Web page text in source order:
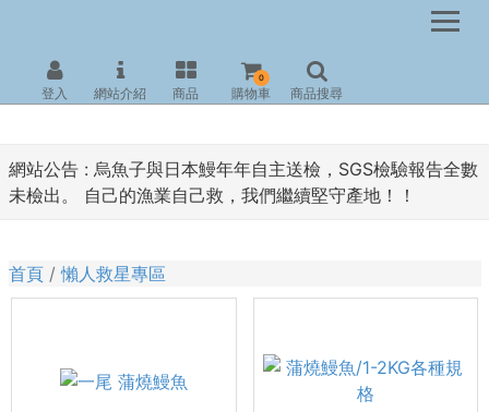
網站公告 : 烏魚子與日本鰻年年自主送檢，SGS檢驗報告全數
未檢出。 自己的漁業自己救，我們繼續堅守產地！！
登入 網站介紹 商品 購物車
0
商品搜尋
首頁 懶人救星專區